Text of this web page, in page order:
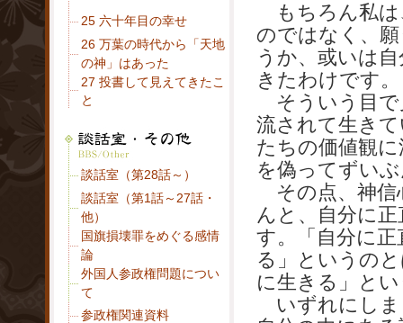
25 六十年目の幸せ
26 万葉の時代から「天地
の神」はあった
27 投書して 見えてきたこ
と
談話室（第28話～）
談話室（第1話～27話・
他）
国旗損壊罪をめぐる感情
論
外国人参政権問題につい
て
参政権関連資料
もちろん私は
のではなく、
うか、或いは
きたわけです。
そういう目で
流されて生き
たちの価値観
を偽ってずい
その点、神信
んと、自分に
す。「自分に
る」というの
に生きる」と
いずれにしま